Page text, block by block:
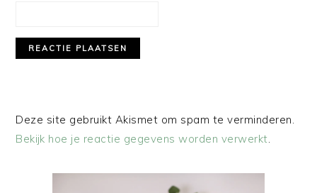
Deze site gebruikt Akismet om spam te verminderen.
Bekijk hoe je reactie gegevens worden verwerkt.